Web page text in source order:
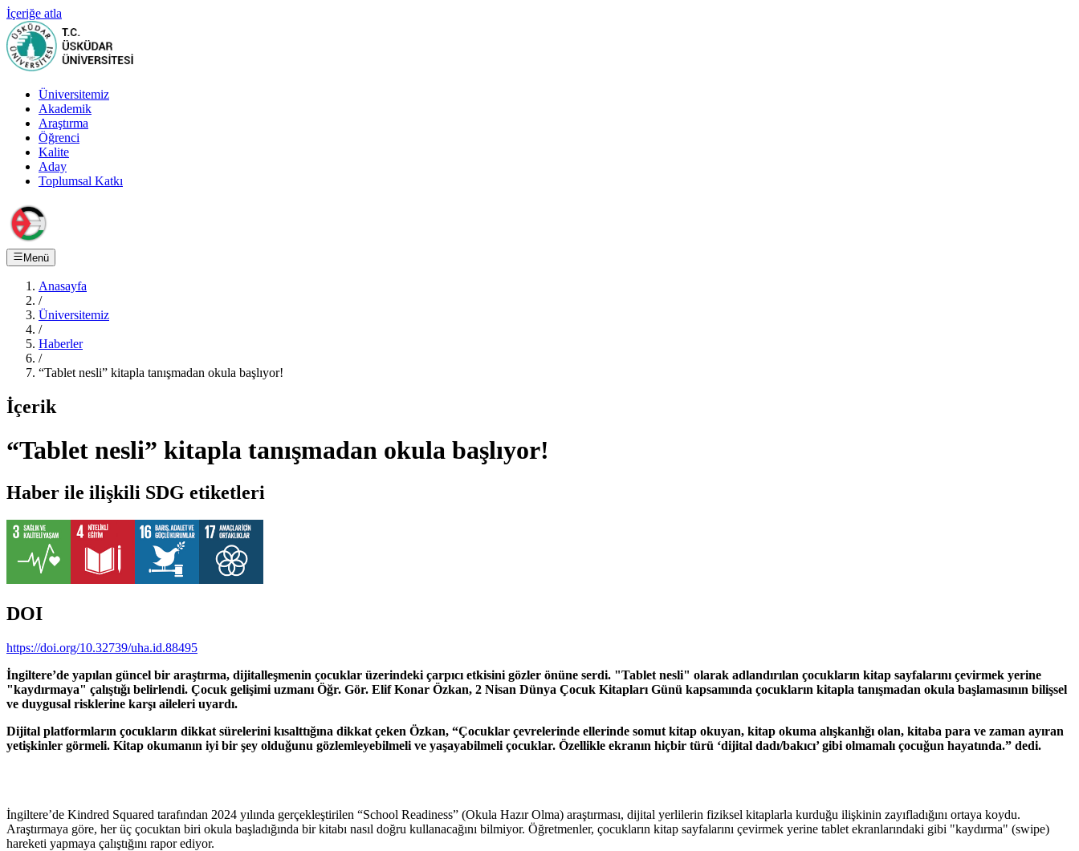
İçeriğe atla
Üniversitemiz
Akademik
Araştırma
Öğrenci
Kalite
Aday
Toplumsal Katkı
Menü
Anasayfa
/
Üniversitemiz
/
Haberler
/
“Tablet nesli” kitapla tanışmadan okula başlıyor!
İçerik
“Tablet nesli” kitapla tanışmadan okula başlıyor!
Haber ile ilişkili SDG etiketleri
DOI
https://doi.org/10.32739/uha.id.88495
İngiltere’de yapılan güncel bir araştırma, dijitalleşmenin çocuklar üzerindeki çarpıcı etkisini gözler önüne serdi. "Tablet nesli" olarak adlandırılan çocukların kitap sayfalarını çevirmek yerine
"kaydırmaya" çalıştığı belirlendi. Çocuk gelişimi uzmanı Öğr. Gör. Elif Konar Özkan, 2 Nisan Dünya Çocuk Kitapları Günü kapsamında çocukların kitapla tanışmadan okula başlamasının bilişsel
ve duygusal risklerine karşı aileleri uyardı.
Dijital platformların çocukların dikkat sürelerini kısalttığına dikkat çeken Özkan, “Çocuklar çevrelerinde ellerinde somut kitap okuyan, kitap okuma alışkanlığı olan, kitaba para ve zaman ayıran
yetişkinler görmeli. Kitap okumanın iyi bir şey olduğunu gözlemleyebilmeli ve yaşayabilmeli çocuklar. Özellikle ekranın hiçbir türü ‘dijital dadı/bakıcı’ gibi olmamalı çocuğun hayatında.” dedi.
İngiltere’de Kindred Squared tarafından 2024 yılında gerçekleştirilen “School Readiness” (Okula Hazır Olma) araştırması, dijital yerlilerin fiziksel kitaplarla kurduğu ilişkinin zayıfladığını ortaya koydu.
Araştırmaya göre, her üç çocuktan biri okula başladığında bir kitabı nasıl doğru kullanacağını bilmiyor. Öğretmenler, çocukların kitap sayfalarını çevirmek yerine tablet ekranlarındaki gibi "kaydırma" (swipe)
hareketi yapmaya çalıştığını rapor ediyor.